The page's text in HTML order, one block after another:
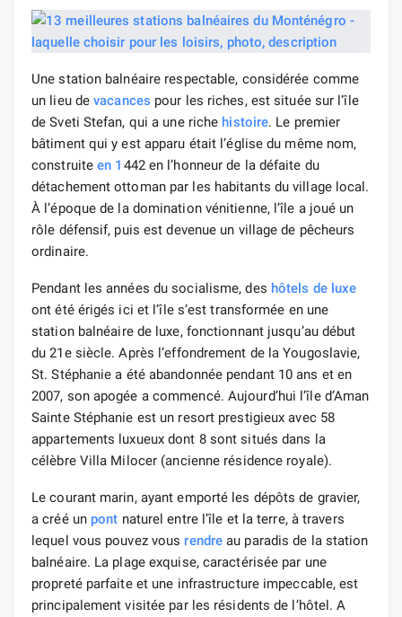
Une station balnéaire respectable, considérée comme
un lieu devacances pour les riches, est située sur l’île
de Sveti Stefan, qui a une riche histoire. Le premier
bâtiment qui y est apparu était l’église du même nom,
construiteen 1 442 en l’honneur de la défaite du
détachement ottoman par les habitants du village local.
À l’époque de la domination vénitienne, l’île a joué un
rôle défensif, puis est devenue un village de pêcheurs
ordinaire.
Pendant les années du socialisme, des hôtels de luxe
ont été érigés ici et l’île s’est transformée en une
station balnéaire de luxe, fonctionnant jusqu’au début
du 21e siècle. Après l’effondrement de la Yougoslavie,
St. Stéphanie a été abandonnée pendant 10 ans et en
2007, son apogée a commencé. Aujourd’hui l’île d’Aman
Sainte Stéphanie est un resort prestigieux avec 58
appartements luxueux dont 8 sont situés dans la
célèbre Villa Milocer (ancienne résidence royale).
Le courant marin, ayant emporté les dépôts de gravier,
a créé un pont naturel entre l’île et la terre, à travers
lequel vous pouvez vous rendre au paradis de la station
balnéaire. La plage exquise, caractérisée par une
propreté parfaite et une infrastructure impeccable, est
principalement visitée par les résidents de l’hôtel. A